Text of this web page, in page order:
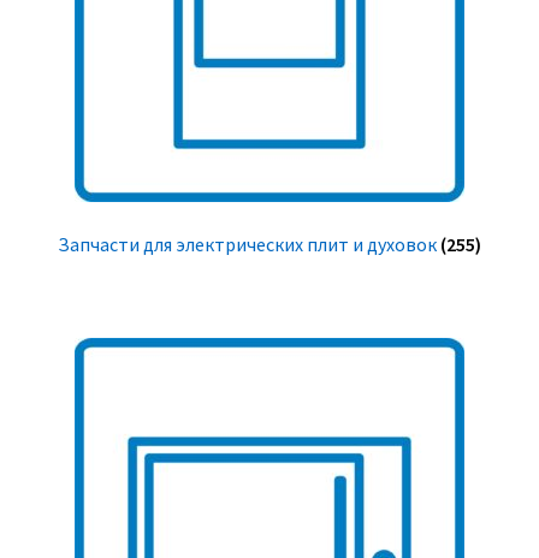
Запчасти для электрических плит и духовок (255)